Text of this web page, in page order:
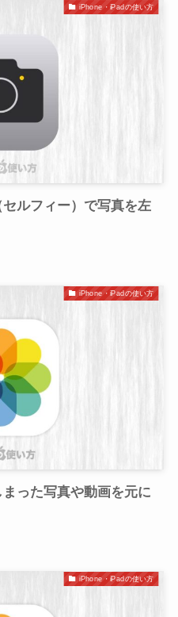
iPhone・iPadの使い方
ルフィー）で写真を左
iPhone・iPadの使い方
った写真や動画を元に
iPhone・iPadの使い方